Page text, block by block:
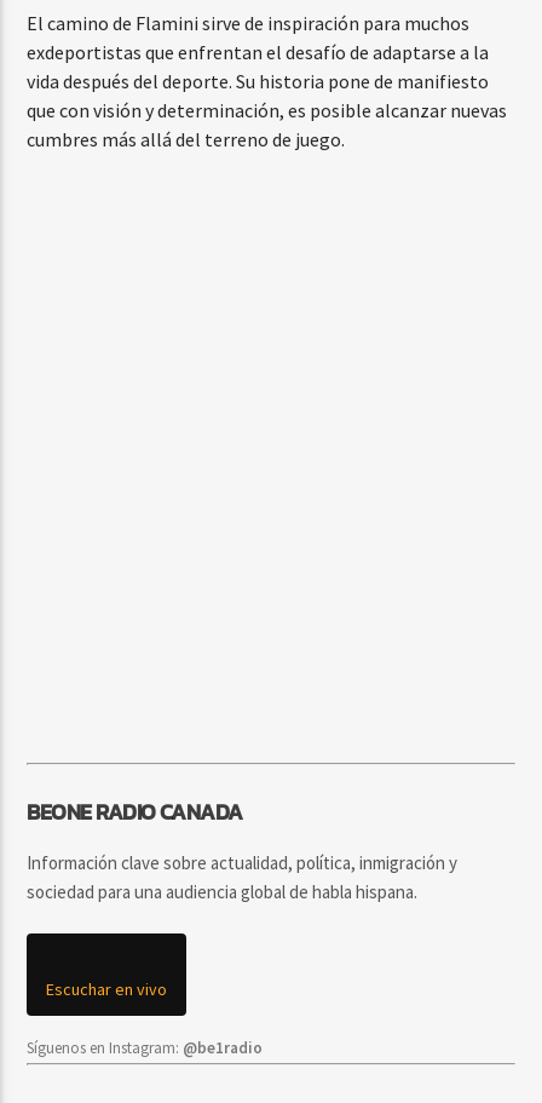
El camino de Flamini sirve de inspiración para muchos
exdeportistas que enfrentan el desafío de adaptarse a la
vida después del deporte. Su historia pone de manifiesto
que con visión y determinación, es posible alcanzar nuevas
cumbres más allá del terreno de juego.
BEONE RADIO CANADA
Información clave sobre actualidad, política, inmigración y
sociedad para una audiencia global de habla hispana.
Escuchar en vivo
Síguenos en Instagram: @be1radio